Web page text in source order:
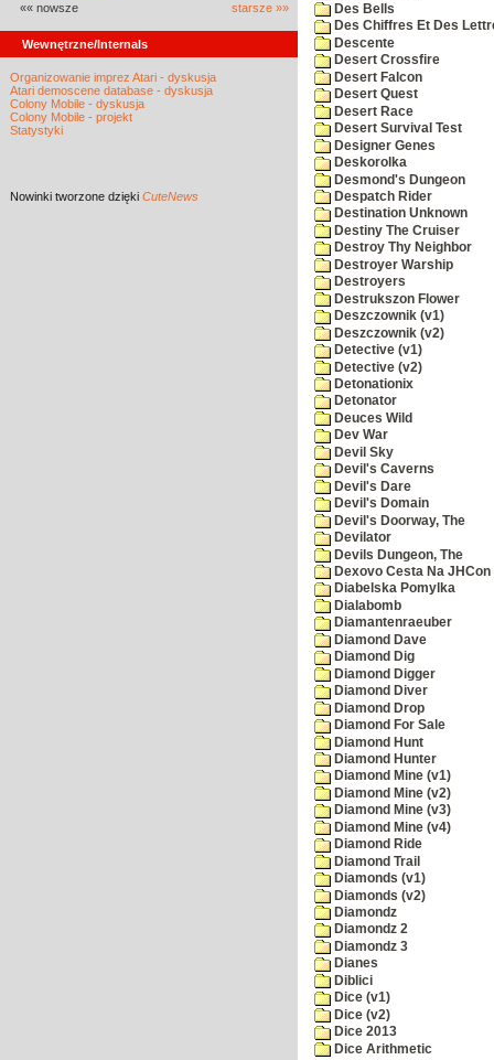
«« nowsze starsze »»
Wewnętrzne/Internals
Organizowanie imprez Atari - dyskusja
Atari demoscene database - dyskusja
Colony Mobile - dyskusja
Colony Mobile - projekt
Statystyki
Nowinki tworzone dzięki CuteNews
Des Bells
Des Chiffres Et Des
Descente
Desert Crossfire
Desert Falcon
Desert Quest
Desert Race
Desert Survival Test
Designer Genes
Deskorolka
Desmond's Dungeon
Despatch Rider
Destination Unknown
Destiny The Cruiser
Destroy Thy Neighbor
Destroyer Warship
Destroyers
Destrukszon Flower
Deszczownik (v1)
Deszczownik (v2)
Detective (v1)
Detective (v2)
Detonationix
Detonator
Deuces Wild
Dev War
Devil Sky
Devil's Caverns
Devil's Dare
Devil's Domain
Devil's Doorway, The
Devilator
Devils Dungeon, The
Dexovo Cesta Na JHCon
Diabelska Pomylka
Dialabomb
Diamantenraeuber
Diamond Dave
Diamond Dig
Diamond Digger
Diamond Diver
Diamond Drop
Diamond For Sale
Diamond Hunt
Diamond Hunter
Diamond Mine (v1)
Diamond Mine (v2)
Diamond Mine (v3)
Diamond Mine (v4)
Diamond Ride
Diamond Trail
Diamonds (v1)
Diamonds (v2)
Diamondz
Diamondz 2
Diamondz 3
Dianes
Diblici
Dice (v1)
Dice (v2)
Dice 2013
Dice Arithmetic